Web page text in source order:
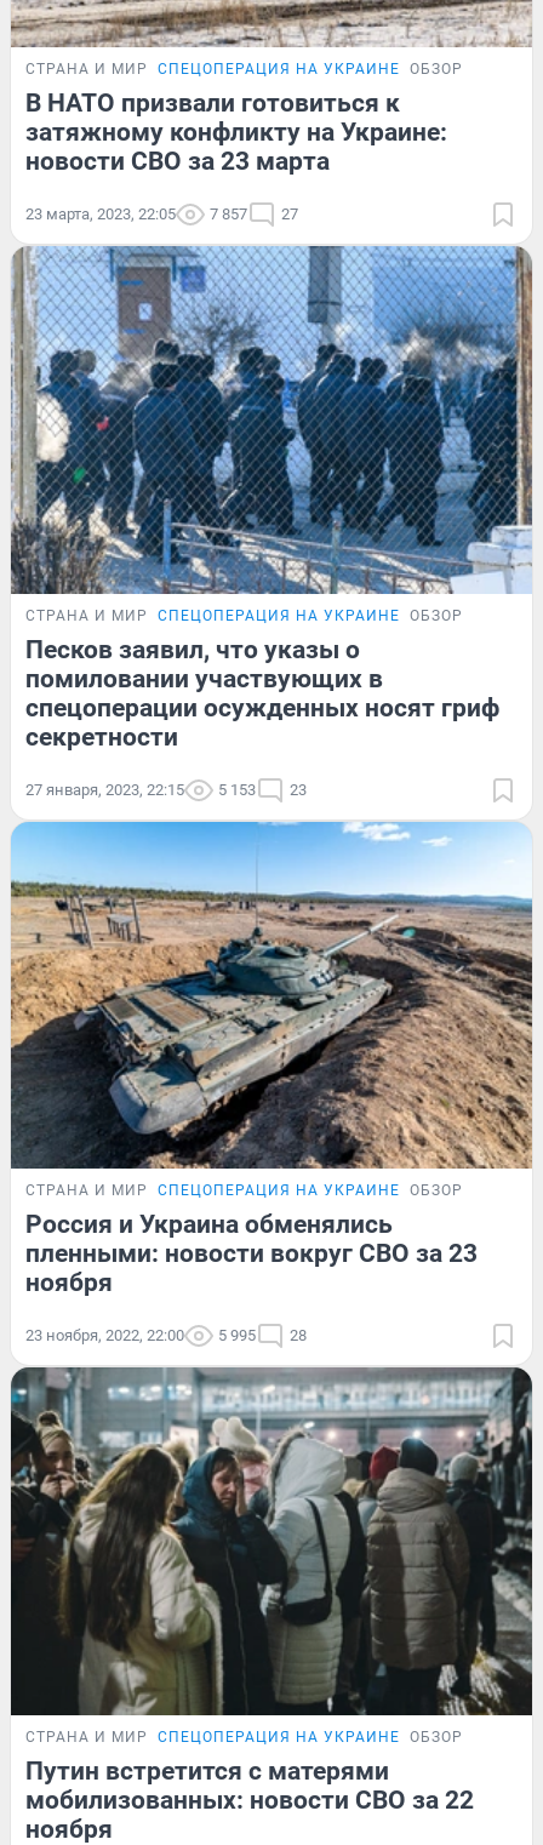
СТРАНА И МИР СПЕЦОПЕРАЦИЯ НА УКРАИНЕ ОБЗОР
В НАТО призвали готовиться к
затяжному конфликту на Украине:
новости СВО за 23 марта
23 марта, 2023, 22:05 7 857 27
СТРАНА И МИР СПЕЦОПЕРАЦИЯ НА УКРАИНЕ ОБЗОР
Песков заявил, что указы о
помиловании участвующих в
спецоперации осужденных носят гриф
секретности
27 января, 2023, 22:15 5 153 23
СТРАНА И МИР СПЕЦОПЕРАЦИЯ НА УКРАИНЕ ОБЗОР
Россия и Украина обменялись
пленными: новости вокруг СВО за 23
ноября
23 ноября, 2022, 22:00 5 995 28
СТРАНА И МИР СПЕЦОПЕРАЦИЯ НА УКРАИНЕ ОБЗОР
Путин встретится с матерями
мобилизованных: новости СВО за 22
ноября